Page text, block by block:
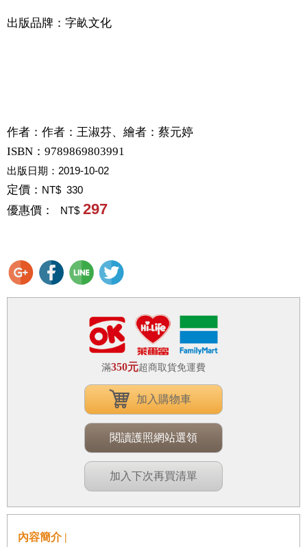
出版品牌：字畝文化
作者： 作者：王淑芬、繪者：蔡元婷
ISBN：9789869803991
出版日期： 2019-10-02
定價： NT$ 330
優惠價： NT$ 297
滿350元超商取貨免運費
加入購物車
閱讀護照網站選領
加入下次再買清單
內容簡介 |